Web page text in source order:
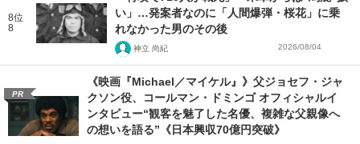
8位
8
い」…発案者なのに「人間爆弾・桜花」に乗
れなかった男のその後
神立 尚紀 2026/08/04
PR
《映画『Michael／マイケル』》父ジョセフ・ジャ
クソン役、コールマン・ドミンゴ オフィシャルイ
ンタビュー“観客を魅了した名優、複雑な父親像へ
の想いを語る”《日本興収70億円突破》